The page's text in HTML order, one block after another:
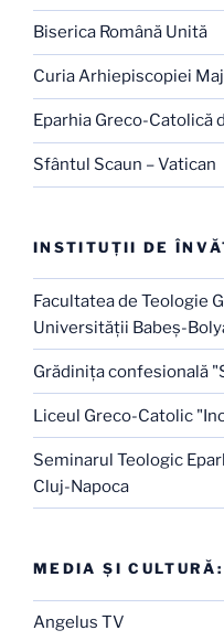
Biserica Română Unită
Curia Arhiepiscopiei
Eparhia Greco-Catolică
Sfântul Scaun – Vatican
INSTITUŢII DE
Facultatea de Teologie
Universităţii Babeş-
Grădiniţa confesională
Liceul Greco-Catolic
Seminarul Teologic
Cluj-Napoca
MEDIA ŞI CULTURĂ:
Angelus TV